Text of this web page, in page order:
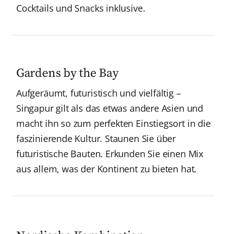
Cocktails und Snacks inklusive.
Gardens by the Bay
Aufgeräumt, futuristisch und vielfältig –
Singapur gilt als das etwas andere Asien und
macht ihn so zum perfekten Einstiegsort in die
faszinierende Kultur. Staunen Sie über
futuristische Bauten. Erkunden Sie einen Mix
aus allem, was der Kontinent zu bieten hat.